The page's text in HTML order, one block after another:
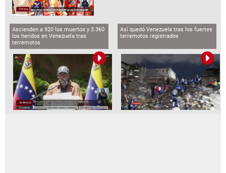
Ascienden a 920 los muertos y 3.360
los heridos en Venezuela tras
terremotos
Así quedó Venezuela tras los fuertes
terremotos registrados